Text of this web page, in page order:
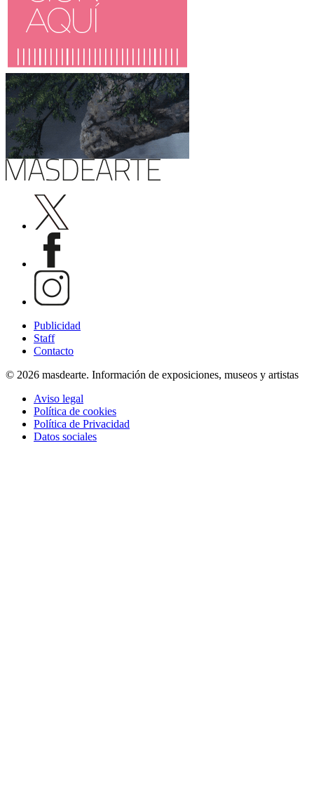
Publicidad
Staff
Contacto
© 2026 masdearte. Información de exposiciones, museos y artistas
Aviso legal
Política de cookies
Política de Privacidad
Datos sociales